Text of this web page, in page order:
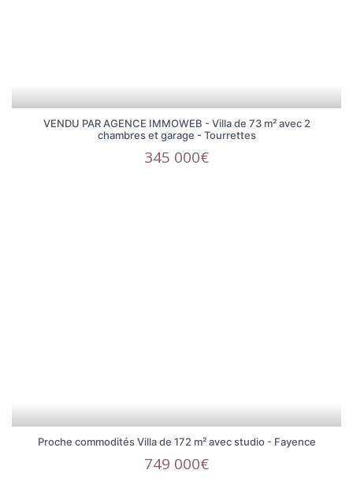
VENDU PAR AGENCE IMMOWEB - Villa de 73 m² avec 2
chambres et garage - Tourrettes
345 000€
Proche commodités Villa de 172 m² avec studio - Fayence
749 000€